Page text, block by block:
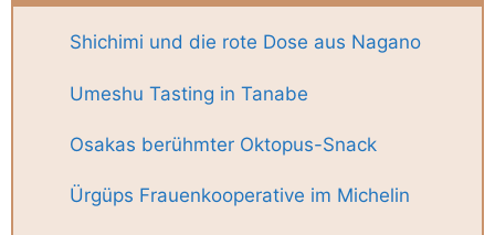
Shichimi und die rote Dose aus Nagano
Umeshu Tasting in Tanabe
Osakas berühmter Oktopus-Snack
Ürgüps Frauenkooperative im Michelin